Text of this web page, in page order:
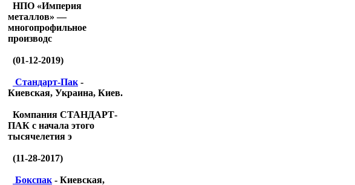
НПО «Империя
металлов» —
многопрофильное
производс
(01-12-2019)
Стандарт-Пак -
Киевская, Украина, Киев.
Компания СТАНДАРТ-
ПАК с начала этого
тысячелетия э
(11-28-2017)
Бокспак - Киевская,